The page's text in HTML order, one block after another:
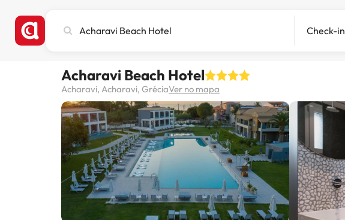
cidade,
destino
Check-in
Acharavi Beach Hotel
Acharavi, Acharavi, GréciaVer no mapa